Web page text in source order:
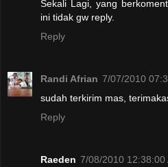
Sekali Lagi, yang
ini tidak gw reply.
Reply
Randi Afrian 7/07/2010
sudah terkirim mas,
Reply
Raeden 7/08/2010 12:38:00